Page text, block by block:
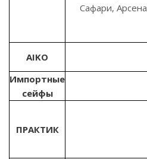
Сафари,
AIKO
Импортные
сейфы
ПРАКТИК